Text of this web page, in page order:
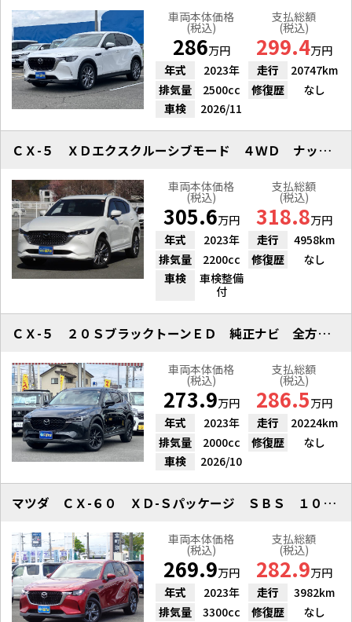
車両本体価格
(税込)
286万円
支払総額
(税込)
299.4万円
年式
2023年 走行
20747km
排気量
2500cc 修復歴
なし
車検
2026/11
ＣＸ-５ ＸＤエクスクルーシブモード ４ＷＤ ナッパレザードラレコ
車両本体価格
(税込)
305.6万円
支払総額
(税込)
318.8万円
年式
2023年 走行
4958km
排気量
2200cc 修復歴
なし
車検
車検整備
付
ＣＸ-５ ２０ＳブラックトーンＥＤ 純正ナビ 全方位Ｍ ドラレコ
車両本体価格
(税込)
273.9万円
支払総額
(税込)
286.5万円
年式
2023年 走行
20224km
排気量
2000cc 修復歴
なし
車検
2026/10
マツダ ＣＸ-６０ ＸＤ-Ｓパッケージ ＳＢＳ １０．２５インチナビ
車両本体価格
(税込)
269.9万円
支払総額
(税込)
282.9万円
年式
2023年 走行
3982km
排気量
3300cc 修復歴
なし